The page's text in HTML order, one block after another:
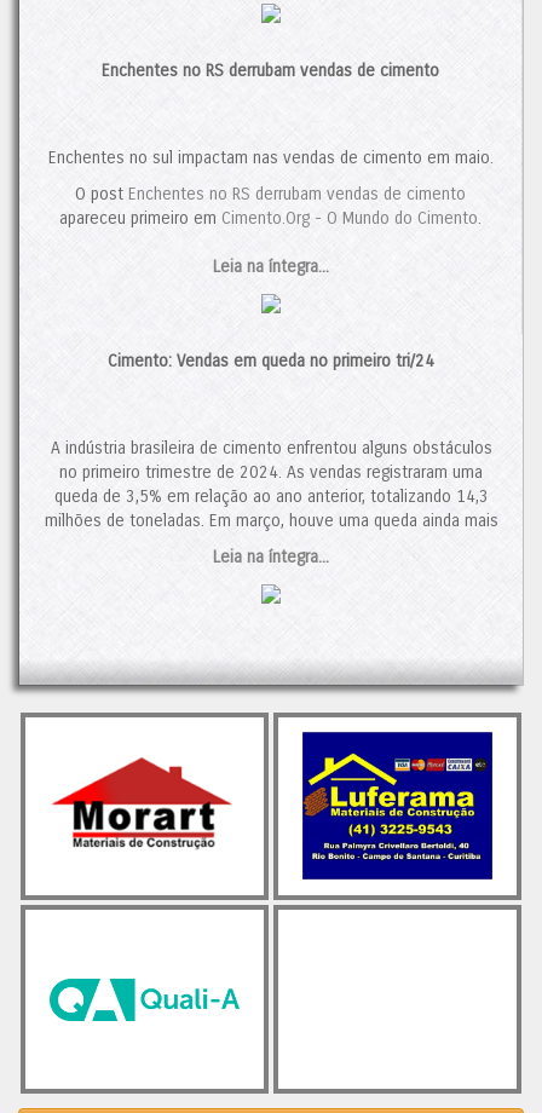
juntamente com o crescimento do setor da construção civil,
para 2024 aponta para um crescimento de 3,7%. No entanto,
Contudo, se o consumo de cimento mantiver sua trajetória de
crescimento em 2025, isso poderá proporcionar um alívio ao
setor, interrompendo, assim, a tendência de concentração de
mercado.
Italianos Expandem sua Participação no Brasil
Cimento.Org - O Mundo do Cimento
Enchentes no RS derrubam vendas de cimento
Enchentes no sul impactam nas vendas de cimento em maio.
O post Enchentes no RS derrubam vendas de cimento
apareceu primeiro em Cimento.Org - O Mundo do Cimento.
Leia na íntegra...
Cimento: Vendas em queda no primeiro tri/24
A indústria brasileira de cimento enfrentou alguns obstáculos
no primeiro trimestre de 2024. As vendas registraram uma
queda de 3,5% em relação ao ano anterior, totalizando 14,3
milhões de toneladas. Em março, houve uma queda ainda mais
acentuada, com 10,6% menos vendas do que no mesmo
período de 2023.
A redução nas vendas é atribuída a uma combinação de
na renda das famílias e o aumento do endividamento também
Apesar desses desafios, ainda há esperança no horizonte. O
setor de construção mantém um otimismo cauteloso,
especialmente em relação ao segmento de preparação de
terrenos e às obras de infraestrutura e residenciais. O
mercado imobiliário de baixa renda está se recuperando,
impulsionado principalmente por reformulações nos programas
habitacionais e novas opções de financiamento.
vendas quanto dos piores resultados.
Leia na íntegra...